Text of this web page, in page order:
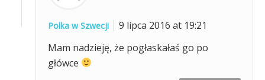
Polka w Szwecji
9 lipca 2016 at 19:21
Mam nadzieję, że pogłaskałaś go po
główce